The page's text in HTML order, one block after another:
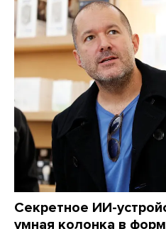
Секретное ИИ-
умная колонка в